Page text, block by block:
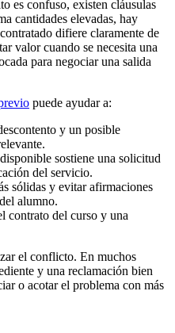
es confuso, existen cláusulas
cantidades elevadas, hay
difiere claramente de
valor cuando se necesita una
para negociar una salida
puede ayudar a:
y un posible
sostiene una solicitud
del servicio.
sólidas y evitar afirmaciones
alumno.
contrato del curso y una
el conflicto. En muchos
y una reclamación bien
o acotar el problema con más